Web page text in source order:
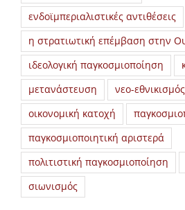
ενδοϊμπεριαλιστικές αντιθέσεις
η στρατιωτική επέμβαση στην
ιδεολογική παγκοσμιοποίηση
μετανάστευση
νεο-εθνικισμός
οικονομική κατοχή
παγκοσμιοποιητική αριστερά
πολιτιστική παγκοσμιοποίηση
σιωνισμός